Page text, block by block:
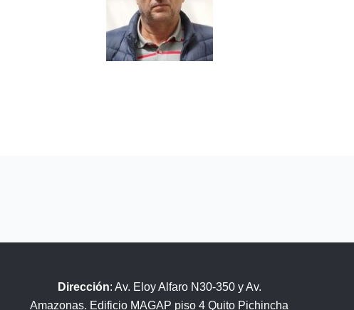
Dirección: Av. Eloy Alfaro N30-350 y Av.
Amazonas. Edificio MAGAP piso 4 Quito Pichincha